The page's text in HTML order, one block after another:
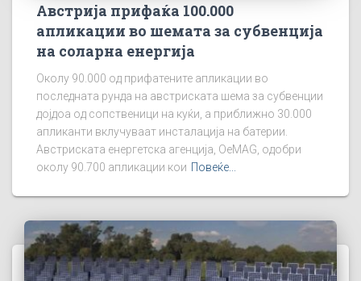
Австрија прифаќа 100.000
апликации во шемата за субвенција
на соларна енергија
Околу 90.000 од прифатените апликации во
последната рунда на австриската шема за субвенции
дојдоа од сопственици на куќи, а приближно 30.000
апликанти вклучуваат инсталација на батерии.
Австриската енергетска агенција, OeMAG, одобри
околу 90.700 апликации кои Повеќе...